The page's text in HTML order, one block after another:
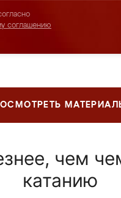
соглашению
чем
катанию